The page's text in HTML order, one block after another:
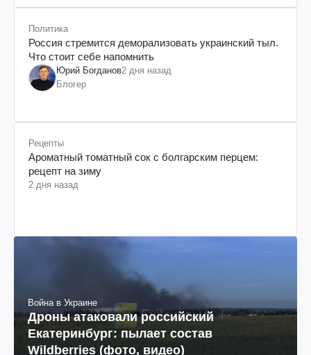
Политика
Россия стремится деморализовать украинский тыл.
Что стоит себе напомнить
Юрий Богданов2 дня назад
Блогер
Рецепты
Ароматный томатный сок с болгарским перцем:
рецепт на зиму
2 дня назад
Война в Украине
Дроны атаковали российский
Екатеринбург: пылает состав
Wildberries (фото, видео)